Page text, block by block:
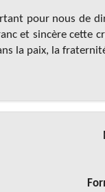
pour nous de
et sincère cette
la paix, la